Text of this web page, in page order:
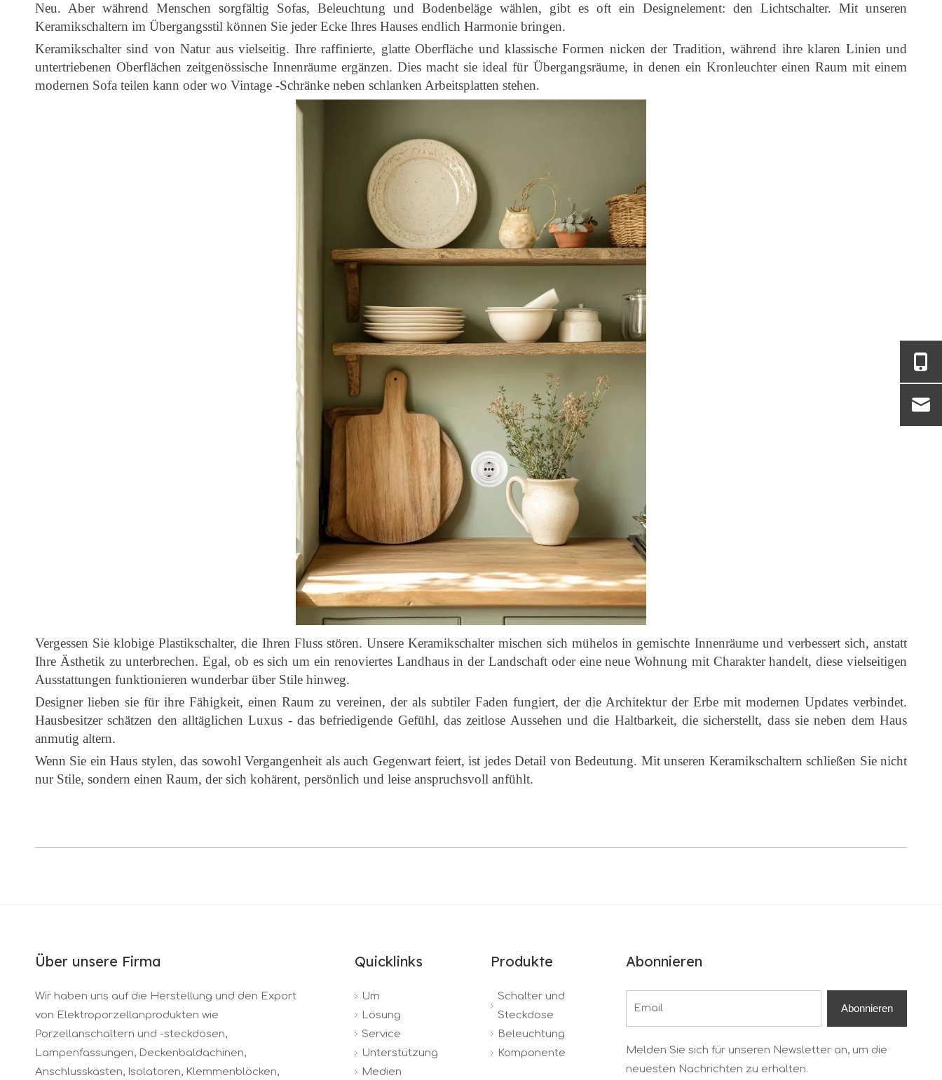
Neu. Aber während Menschen sorgfältig Sofas, Beleuchtung und Bodenbeläge wählen, gibt es oft ein Designelement: den Lichtschalter. Mit unseren
Keramikschaltern im Übergangsstil können Sie jeder Ecke Ihres Hauses endlich Harmonie bringen.
Keramikschalter sind von Natur aus vielseitig. Ihre raffinierte, glatte Oberfläche und klassische Formen nicken der Tradition, während ihre klaren Linien und
untertriebenen Oberflächen zeitgenössische Innenräume ergänzen. Dies macht sie ideal für Übergangsräume, in denen ein Kronleuchter einen Raum mit einem
modernen Sofa teilen kann oder wo Vintage -Schränke neben schlanken Arbeitsplatten stehen.
Vergessen Sie klobige Plastikschalter, die Ihren Fluss stören. Unsere Keramikschalter mischen sich mühelos in gemischte Innenräume und verbessert sich, anstatt
Ihre Ästhetik zu unterbrechen. Egal, ob es sich um ein renoviertes Landhaus in der Landschaft oder eine neue Wohnung mit Charakter handelt, diese vielseitigen
Ausstattungen funktionieren wunderbar über Stile hinweg.
Designer lieben sie für ihre Fähigkeit, einen Raum zu vereinen, der als subtiler Faden fungiert, der die Architektur der Erbe mit modernen Updates verbindet.
Hausbesitzer schätzen den alltäglichen Luxus - das befriedigende Gefühl, das zeitlose Aussehen und die Haltbarkeit, die sicherstellt, dass sie neben dem Haus
anmutig altern.
Wenn Sie ein Haus stylen, das sowohl Vergangenheit als auch Gegenwart feiert, ist jedes Detail von Bedeutung. Mit unseren Keramikschaltern schließen Sie nicht
nur Stile, sondern einen Raum, der sich kohärent, persönlich und leise anspruchsvoll anfühlt.
Über unsere Firma
Wir haben uns auf die Herstellung und den Export
von Elektroporzellanprodukten wie
Porzellanschaltern und -steckdosen,
Lampenfassungen, Deckenbaldachinen,
Anschlusskästen, Isolatoren, Klemmenblöcken,
Quicklinks
Um
Lösung
Service
Unterstützung
Medien
Produkte
Schalter und
Steckdose
Beleuchtung
Komponente
Abonnieren
Abonnieren
Melden Sie sich für unseren Newsletter an, um die
neuesten Nachrichten zu erhalten.